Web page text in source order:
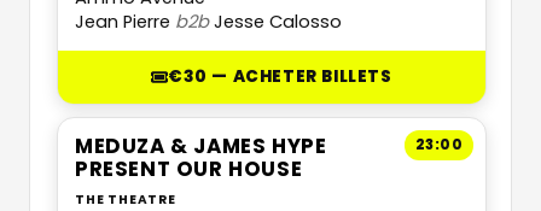
Jean Pierre b2bJesse Calosso
€30 — ACHETER BILLETS
23:00
MEDUZA & JAMES HYPE
PRESENT OUR HOUSE
THE THEATRE